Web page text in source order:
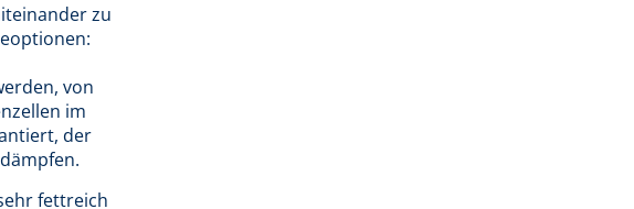
zu
von
im
der
fettreich